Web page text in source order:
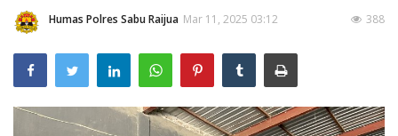
Polisi KitaHumas Polres Sabu Raijua Mar 11, 2025 03:12 388